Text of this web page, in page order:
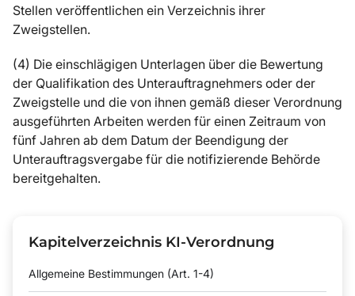
Stellen veröffentlichen ein Verzeichnis ihrer
Zweigstellen.
(4) Die einschlägigen Unterlagen über die Bewertung
der Qualifikation des Unterauftragnehmers oder der
Zweigstelle und die von ihnen gemäß dieser Verordnung
ausgeführten Arbeiten werden für einen Zeitraum von
fünf Jahren ab dem Datum der Beendigung der
Unterauftragsvergabe für die notifizierende Behörde
bereitgehalten.
Kapitelverzeichnis KI-Verordnung
Allgemeine Bestimmungen (Art. 1-4)